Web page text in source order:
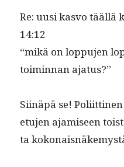
Re: uusi kas­vo tääl­lä
14:12
“mikä on lop­pu­jen
toimin­nan ajatus?”
Siinäpä se!
etu­jen ajamiseen
ta